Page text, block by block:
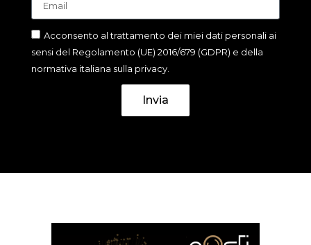
Acconsento al trattamento dei miei dati personali ai
sensi del Regolamento (UE) 2016/679 (GDPR) e della
normativa italiana sulla privacy.
Invia